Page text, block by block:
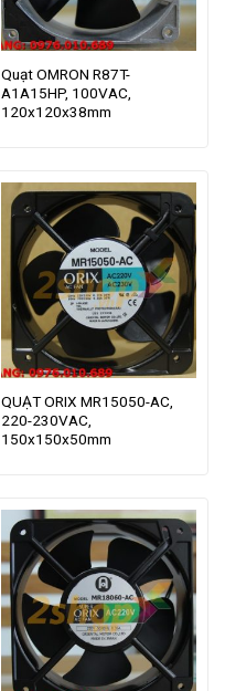
Quạt OMRON R87T-
A1A15HP, 100VAC,
120x120x38mm
QUẠT ORIX MR15050-AC,
220-230VAC,
150x150x50mm